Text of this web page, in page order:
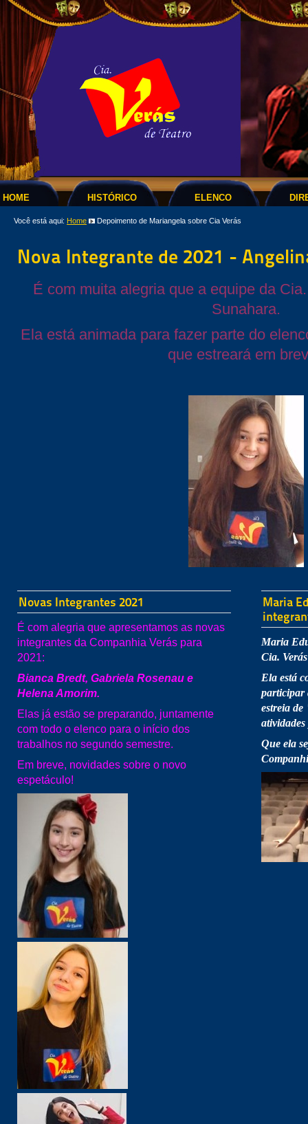
HOME HISTÓRICO ELENCO
Você está aqui: Home Depoimento de Mariangela sobre Cia Verás
Nova Integrante de 2021 -
É com muita alegria que a equipe da
Sunahara.
Ela está animada para fazer parte do
que estreará em
Novas Integrantes 2021
É com alegria que apresentamos as novas
integrantes da Companhia Verás para
2021:
Bianca Bredt, Gabriela Rosenau e
Helena Amorim.
Elas já estão se preparando, juntamente
com todo o elenco para o início dos
trabalhos no segundo semestre.
Em breve, novidades sobre o novo
espetáculo!
Maria
Maria
Cia.
Ela está
participar
estreia
Que ela